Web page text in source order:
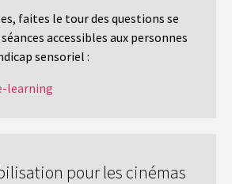
faites le tour des questions se
accessibles aux personnes
sensoriel :
learning
pour les cinémas